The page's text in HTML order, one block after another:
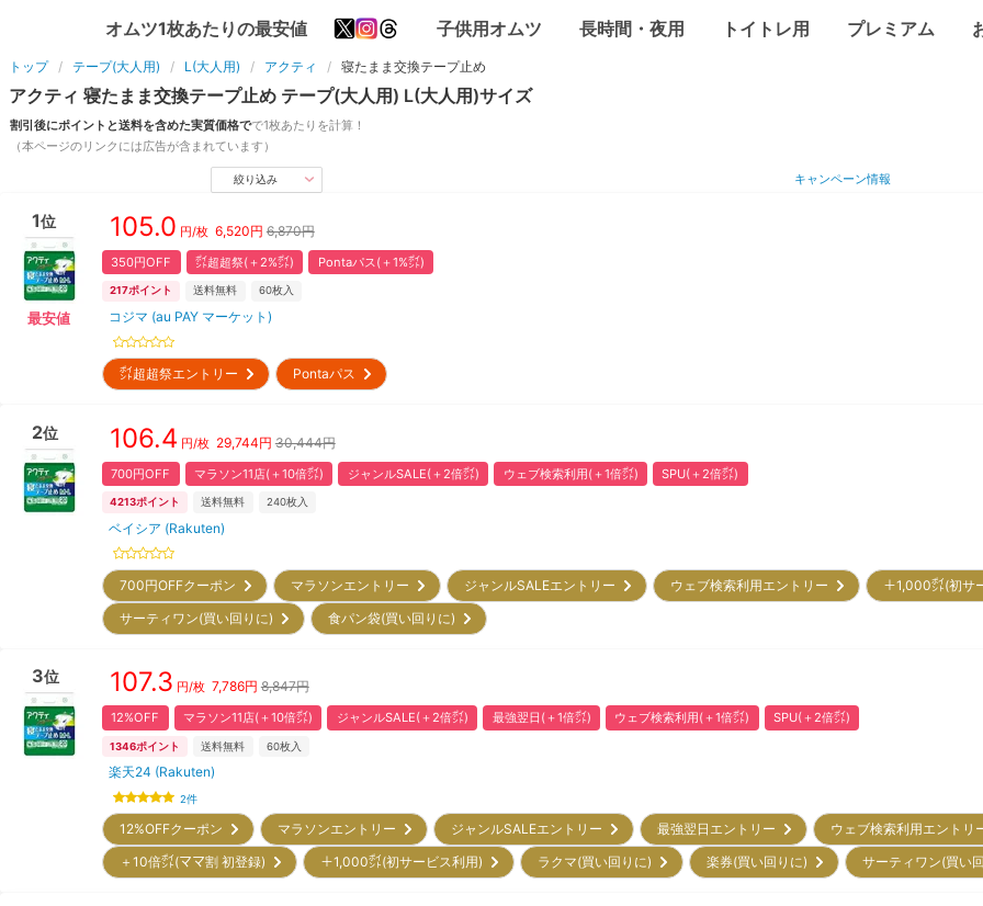
オムツ1枚あたりの最安値 子供用オムツ 長時間・夜用 トイトレ用 プレミアム
トップ テープ(大人用) L(大人用) アクティ 寝たまま交換テープ止め
アクティ 寝たまま交換テープ止め テープ(大人用) L(大人用)サイズ
割引後にポイントと送料を含めた実質価格でで1枚あたりを計算！
（本ページのリンクには広告が含まれています）
絞り込み キャンペーン情報
1位
最安値
105.0 円/枚 6,520円 6,870円
350円OFF ㌽超超祭(＋2%㌽) Pontaパス(＋1%㌽)
217ポイント 送料無料 60枚入
コジマ (au PAY マーケット)
㌽超超祭エントリー Pontaパス
2位 106.4 円/枚 29,744円 30,444円
700円OFF マラソン11店(＋10倍㌽) ジャンルSALE(＋2倍㌽) ウェブ検索利用(＋1倍㌽) SPU(＋2倍㌽)
4213ポイント 送料無料 240枚入
ベイシア (Rakuten)
700円OFFクーポン マラソンエントリー ジャンルSALEエントリー ウェブ検索利用エントリー
＋1,000㌽(初
サーティワン(買い回りに)
食パン袋(買い回りに)
3位 107.3 円/枚 7,786円 8,847円
12%OFF マラソン11店(＋10倍㌽) ジャンルSALE(＋2倍㌽) 最強翌日(＋1倍㌽) ウェブ検索利用(＋1倍㌽) SPU(＋2倍㌽)
1346ポイント 送料無料 60枚入
楽天24 (Rakuten)
2件
12%OFFクーポン マラソンエントリー ジャンルSALEエントリー 最強翌日エントリー
ウェブ検索利用エント
＋10倍㌽(ママ割 初登録)
＋1,000㌽(初サービス利用) ラクマ(買い回りに) 楽券(買い回りに) サーティワン(買い